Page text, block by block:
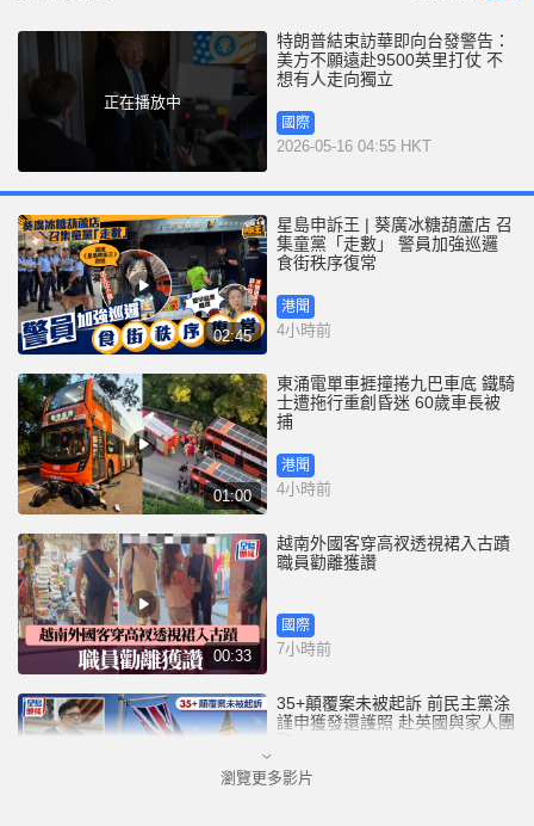
正在播放中
特朗普結束訪華即向台發警告：
美方不願遠赴9500英里打仗 不
想有人走向獨立
國際
2026-05-16 04:55 HKT
02:45
星島申訴王 | 葵廣冰糖葫蘆店 召
集童黨「走數」 警員加強巡邏
食街秩序復常
港聞
4小時前
01:00
東涌電單車捱撞捲九巴車底 鐵騎
士遭拖行重創昏迷 60歲車長被
捕
港聞
4小時前
00:33
越南外國客穿高衩透視裙入古蹟
職員勸離獲讚
國際
7小時前
35+顛覆案未被起訴 前民主黨涂
謹申獲發還護照 赴英國與家人團
港聞
瀏覽更多影片